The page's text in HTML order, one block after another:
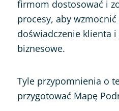
firmom dostosować i
procesy, aby
doświadczenie klienta
biznesowe.
Tyle przypomnienia o
przygotować Mapę